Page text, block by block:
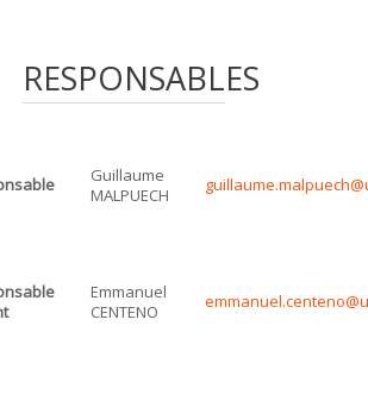
RESPONSABLES
Guillaume
MALPUECH
Emmanuel
CENTENO